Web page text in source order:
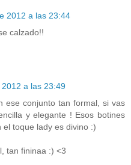
2012 a las 23:44
calzado!!
a las 23:49
ese conjunto tan formal, si vas
y elegante ! Esos botines
toque lady es divino :)
tan fininaa :) <3